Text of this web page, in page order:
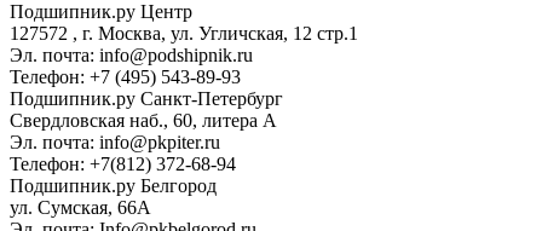
Подшипник.ру Центр
127572 , г. Москва, ул. Угличская, 12 стр.1
Эл. почта: info@podshipnik.ru
Телефон: +7 (495) 543-89-93
Подшипник.ру Санкт-Петербург
Свердловская наб., 60, литера А
Эл. почта: info@pkpiter.ru
Телефон: +7(812) 372-68-94
Подшипник.ру Белгород
ул. Сумская, 66А